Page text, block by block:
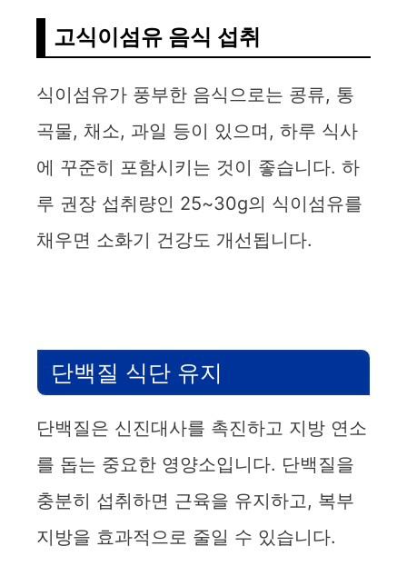
고식이섬유 음식 섭취
식이섬유가 풍부한 음식으로는 콩류, 통
곡물, 채소, 과일 등이 있으며, 하루 식사
에 꾸준히 포함시키는 것이 좋습니다. 하
루 권장 섭취량인 25~30g의 식이섬유를
채우면 소화기 건강도 개선됩니다.
단백질 식단 유지
단백질은 신진대사를 촉진하고 지방 연소
를 돕는 중요한 영양소입니다. 단백질을
충분히 섭취하면 근육을 유지하고, 복부
지방을 효과적으로 줄일 수 있습니다.